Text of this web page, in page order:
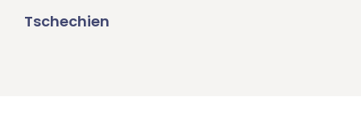
Tschechien